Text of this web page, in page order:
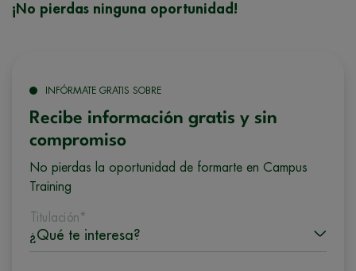
¡No pierdas ninguna oportunidad!
INFÓRMATE GRATIS SOBRE
Recibe información gratis y sin
compromiso
No pierdas la oportunidad de formarte en Campus
Training
Titulación*